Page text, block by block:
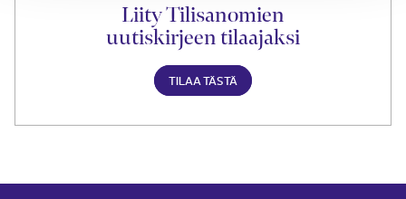
Liity Tilisanomien
uutiskirjeen tilaajaksi
TILAA TÄSTÄ